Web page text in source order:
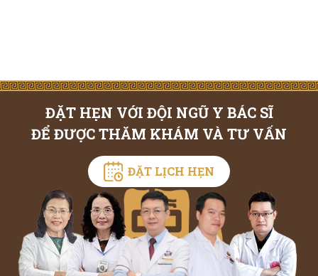
ĐẶT HẸN VỚI ĐỘI NGŨ Y BÁC SĨ
ĐỂ ĐƯỢC THĂM KHÁM VÀ TƯ VẤN
ĐẶT LỊCH HẸN